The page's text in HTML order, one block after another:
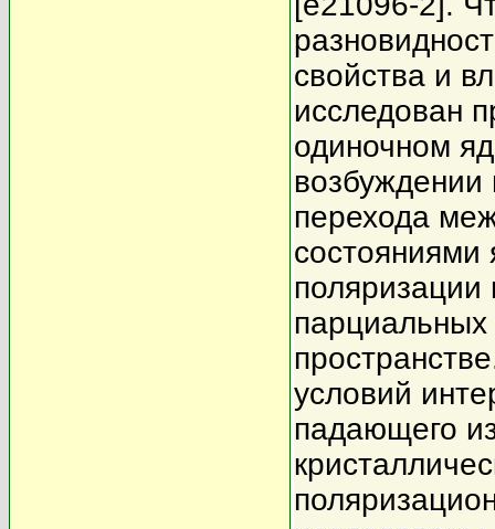
свойства и
исследован
одиночном
возбуждении
перехода
поляризации
парциальных
условий
падающего